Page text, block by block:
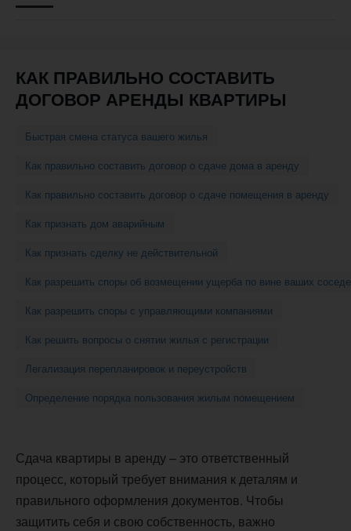
КАК ПРАВИЛЬНО СОСТАВИТЬ
ДОГОВОР АРЕНДЫ КВАРТИРЫ
Быстрая смена статуса вашего жилья
Как правильно составить договор о сдаче дома в аренду
Как правильно составить договор о сдаче помещения в аренду
Как признать дом аварийным
Как признать сделку не действительной
Как разрешить споры об возмещении ущерба по вине ваших
Как разрешить споры с управляющими компаниями
Как решить вопросы о снятии жилья с регистрации
Легализация перепланировок и переустройств
Определение порядка пользования жилым помещением
Сдача квартиры в аренду – это ответственный
процесс, который требует внимания к деталям и
правильного оформления документов. Чтобы
защитить себя и свою собственность, важно